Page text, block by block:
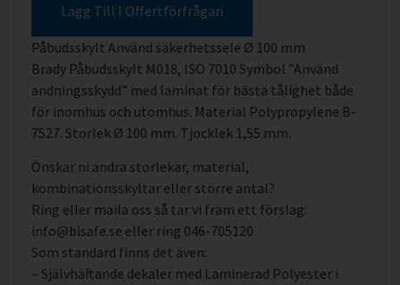
Lägg Till I Offertförfrågan
Påbudsskylt Använd säkerhetssele Ø 100 mm
Brady Påbudsskylt M018, ISO 7010 Symbol ”Använd
andningsskydd” med laminat för bästa tålighet både
för inomhus och utomhus. Material Polypropylene B-
7527. Storlek Ø 100 mm. Tjocklek 1,55 mm.
Önskar ni andra storlekar, material,
kombinationsskyltar eller större antal?
Ring eller maila oss så tar vi fram ett förslag:
info@bisafe.se eller ring 046-705120
Som standard finns det även:
– Självhäftande dekaler med Laminerad Polyester i